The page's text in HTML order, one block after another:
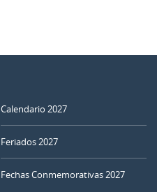
Calendario 2027
Feriados 2027
Fechas Conmemorativas 2027